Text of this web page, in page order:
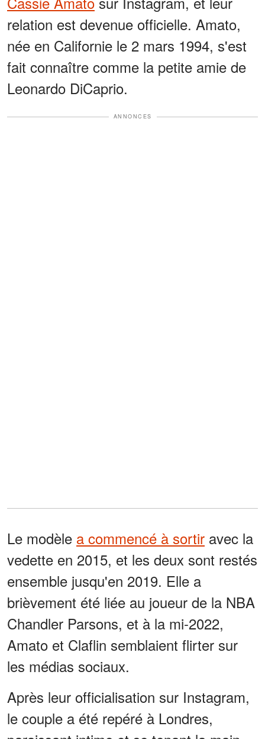
relation est devenue officielle. Amato,
née en Californie le 2 mars 1994, s'est
fait connaître comme la petite amie de
Leonardo DiCaprio.
ANNONCES
Le modèle a commencé à sortir avec la
vedette en 2015, et les deux sont restés
ensemble jusqu'en 2019. Elle a
brièvement été liée au joueur de la NBA
Chandler Parsons, et à la mi-2022,
Amato et Claflin semblaient flirter sur
les médias sociaux.
Après leur officialisation sur Instagram,
le couple a été repéré à Londres,